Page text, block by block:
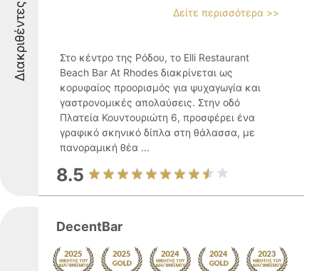
Διακριθέντες Δείτε περισσότερα >>
Στο κέντρο της Ρόδου, το Elli Restaurant
Beach Bar At Rhodes διακρίνεται ως
κορυφαίος προορισμός για ψυχαγωγία και
γαστρονομικές απολαύσεις. Στην οδό
Πλατεία Κουντουριώτη 6, προσφέρει ένα
γραφικό σκηνικό δίπλα στη θάλασσα, με
πανοραμική θέα ...
8.5
DecentBar